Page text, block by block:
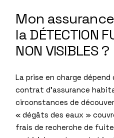
Mon
la DÉTECTION
NON VISIBLES ?
La prise en charge
contrat d’assurance
circonstances de
« dégâts des eaux »
frais de recherche de